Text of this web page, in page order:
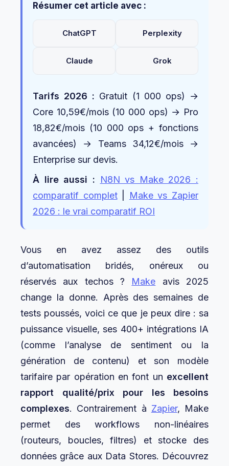
Résumer cet article avec :
ChatGPT Perplexity
Claude Grok
Tarifs 2026 : Gratuit (1 000 ops) →
Core 10,59€/mois (10 000 ops) → Pro
18,82€/mois (10 000 ops + fonctions
avancées) → Teams 34,12€/mois →
Enterprise sur devis.
À lire aussi :
N8N vs Make 2026 :
comparatif complet|
Make vs Zapier
2026 : le vrai comparatif ROI
Vous en avez assez des outils
d’automatisation bridés, onéreux ou
réservés aux techos ? Make avis 2025
change la donne. Après des semaines de
tests poussés, voici ce que je peux dire : sa
puissance visuelle, ses 400+ intégrations IA
(comme l’analyse de sentiment ou la
génération de contenu) et son modèle
tarifaire par opération en font un excellent
rapport qualité/prix pour les besoins
complexes. Contrairement à Zapier, Make
permet des workflows non-linéaires
(routeurs, boucles, filtres) et stocke des
données grâce aux Data Stores. Découvrez